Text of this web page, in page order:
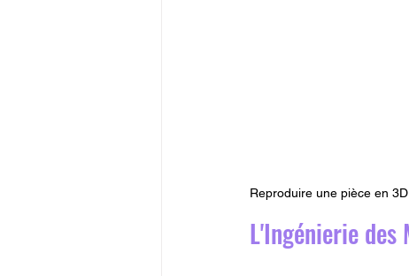
Reproduire une pièce en 3D
L'Ingénierie des